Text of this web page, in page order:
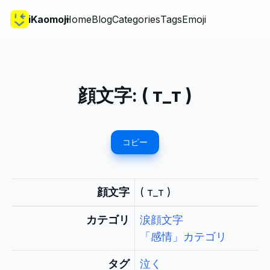
iKaomojiHomeBlogCategoriesTagsEmoji
顔文字: ( т_т )
コピー
顔文字 ( т_т )
カテゴリ
涙顔文字
「感情」カテゴリ
タグ 泣く